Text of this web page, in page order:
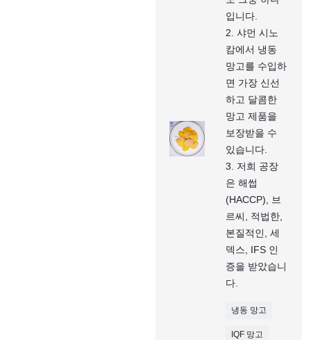
입니다.
2. 샤먼 시노
캄에서 냉동
망고를 수입하
면 가장 신선
하고 달콤한
망고 제품을
보장받을 수
있습니다.
3. 저희 공장
은 해썹
(HACCP), 브
르씨, 적법한,
본질적인, 세
덱스, IFS 인
증을 받았습니
다.
냉동 망고
IQF 망고